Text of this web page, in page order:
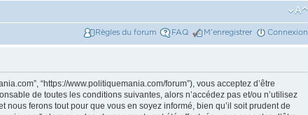
Règles du forum FAQ M’enregistrer Connexion
“https://www.politiquemania.com/forum”), vous acceptez d’être
de toutes les conditions suivantes, alors n’accédez pas et/ou n’utilisez
nous ferons tout pour que vous en soyez informé, bien qu’il soit prudent de